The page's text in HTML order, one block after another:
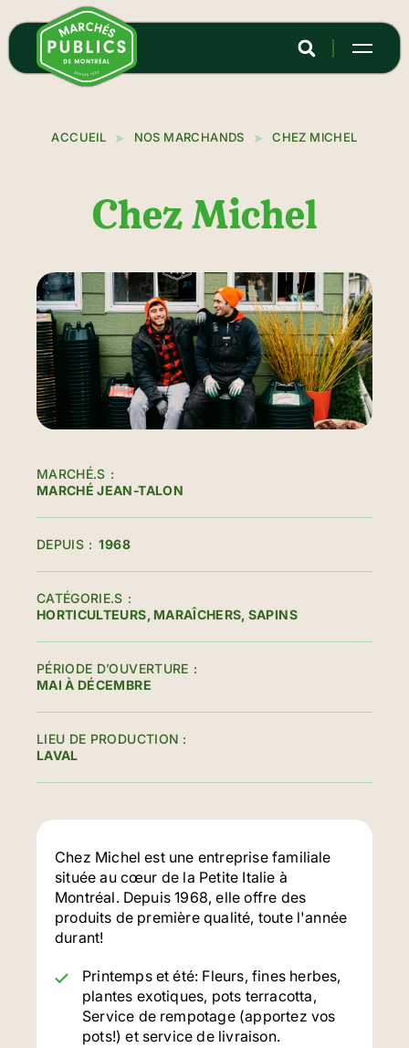
au
contenu
principal
ACCUEIL NOS MARCHANDS CHEZ MICHEL
Chez Michel
Chez Michel est une entreprise familiale
située au cœur de la Petite Italie à
Montréal. Depuis 1968, elle offre des
produits de première qualité, toute l'année
durant!
Printemps et été: Fleurs, fines herbes,
plantes exotiques, pots terracotta,
Service de rempotage (apportez vos
pots!) et service de livraison.
MARCHÉ.S
MARCHÉ JEAN-TALON
DEPUIS 1968
CATÉGORIE.S
HORTICULTEURS MARAÎCHERS SAPINS
PÉRIODE D’OUVERTURE
MAI À DÉCEMBRE
LIEU DE PRODUCTION
LAVAL